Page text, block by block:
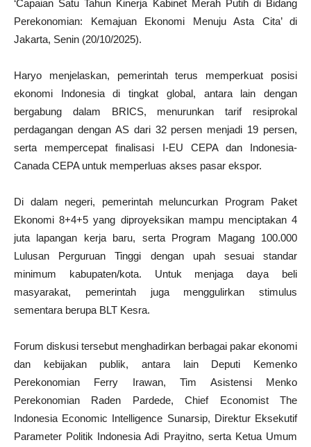
‘Capaian Satu Tahun Kinerja Kabinet Merah Putih di Bidang
Perekonomian: Kemajuan Ekonomi Menuju Asta Cita’ di
Jakarta, Senin (20/10/2025).
Haryo menjelaskan, pemerintah terus memperkuat posisi
ekonomi Indonesia di tingkat global, antara lain dengan
bergabung dalam BRICS, menurunkan tarif resiprokal
perdagangan dengan AS dari 32 persen menjadi 19 persen,
serta mempercepat finalisasi I-EU CEPA dan Indonesia-
Canada CEPA untuk memperluas akses pasar ekspor.
Di dalam negeri, pemerintah meluncurkan Program Paket
Ekonomi 8+4+5 yang diproyeksikan mampu menciptakan 4
juta lapangan kerja baru, serta Program Magang 100.000
Lulusan Perguruan Tinggi dengan upah sesuai standar
minimum kabupaten/kota. Untuk menjaga daya beli
masyarakat, pemerintah juga menggulirkan stimulus
sementara berupa BLT Kesra.
Forum diskusi tersebut menghadirkan berbagai pakar ekonomi
dan kebijakan publik, antara lain Deputi Kemenko
Perekonomian Ferry Irawan, Tim Asistensi Menko
Perekonomian Raden Pardede, Chief Economist The
Indonesia Economic Intelligence Sunarsip, Direktur Eksekutif
Parameter Politik Indonesia Adi Prayitno, serta Ketua Umum